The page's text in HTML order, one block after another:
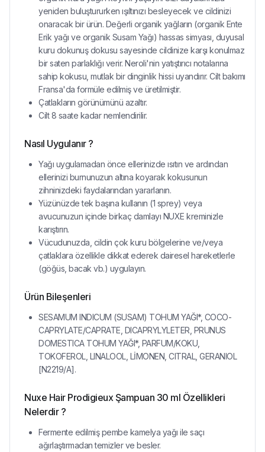
yeniden buluştururken ışıltınızı besleyecek ve cildinizi
onaracak bir ürün. Değerli organik yağların (organik Ente
Erik yağı ve organik Susam Yağı) hassas simyası, duyusal
kuru dokunuş dokusu sayesinde cildinize karşı konulmaz
bir saten parlaklığı verir. Neroli'nin yatıştırıcı notalarına
sahip kokusu, mutlak bir dinginlik hissi uyandırır. Cilt bakımı
Fransa'da formüle edilmiş ve üretilmiştir.
Çatlakların görünümünü azaltır.
Cilt 8 saate kadar nemlendirilir.
Nasıl Uygulanır ?
Yağı uygulamadan önce ellerinizde ısıtın ve ardından
ellerinizi burnunuzun altına koyarak kokusunun
zihninizdeki faydalarından yararlanın.
Yüzünüzde tek başına kullanın (1 sprey) veya
avucunuzun içinde birkaç damlayı NUXE kreminizle
karıştırın.
Vücudunuzda, cildin çok kuru bölgelerine ve/veya
çatlaklara özellikle dikkat ederek dairesel hareketlerle
(göğüs, bacak vb.) uygulayın.
Ürün Bileşenleri
SESAMUM INDICUM (SUSAM) TOHUM YAĞI*, COCO-
CAPRYLATE/CAPRATE, DICAPRYLYLETER, PRUNUS
DOMESTICA TOHUM YAĞI*, PARFUM/KOKU,
TOKOFEROL, LINALOOL, LİMONEN, CITRAL, GERANIOL
[N2219/A].
Nuxe Hair Prodigieux Şampuan 30 ml Özellikleri
Nelerdir ?
Fermente edilmiş pembe kamelya yağı ile saçı
ağırlaştırmadan temizler ve besler.